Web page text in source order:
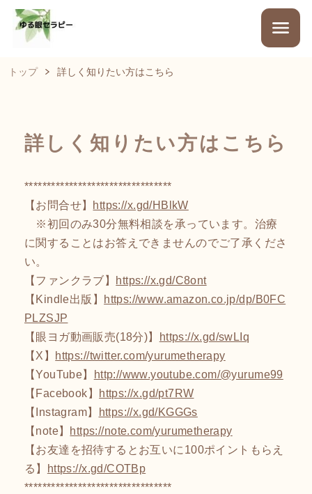
トップ 詳しく知りたい方はこちら
詳しく知りたい方はこちら
*********************************
【お問合せ】 https://x.gd/HBlkW
※初回のみ30分無料相談を承っています。治療
に関することはお答えできませんのでご了承くださ
い。
【ファンクラブ】 https://x.gd/C8ont
【Kindle出版】 https://www.amazon.co.jp/dp/B0FC
PLZSJP
【眼ヨガ動画販売(18分)】 https://x.gd/swLIq
【X】 https://twitter.com/yurumetherapy
【YouTube】 http://www.youtube.com/@yurume99
【Facebook】 https://x.gd/pt7RW
【Instagram】 https://x.gd/KGGGs
【note】 https://note.com/yurumetherapy
【お友達を招待するとお互いに100ポイントもらえ
る】 https://x.gd/COTBp
*********************************